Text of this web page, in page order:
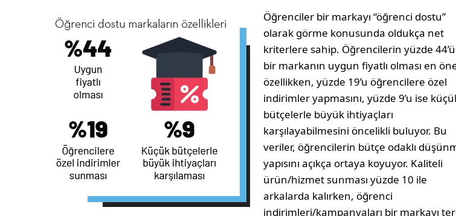
Öğrenciler bir markayı “öğrenci dostu”
olarak görme konusunda oldukça net
kriterlere sahip. Öğrencilerin yüzde
bir markanın uygun fiyatlı olması en
özellikken, yüzde 19’u öğrencilere özel
indirimler yapmasını, yüzde 9’u ise
bütçelerle büyük ihtiyaçları
karşılayabilmesini öncelikli buluyor. Bu
veriler, öğrencilerin bütçe odaklı
yapısını açıkça ortaya koyuyor. Kaliteli
ürün/hizmet sunması yüzde 10 ile
arkalarda kalırken, öğrenci
indirimleri/kampanyaları bir markayı